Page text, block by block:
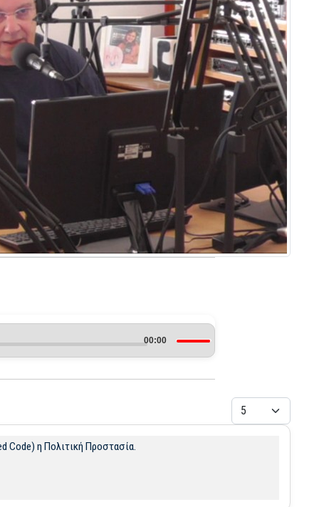
00:00
Use
keys
Εμφάνιση #
Code) η Πολιτική Προστασία.